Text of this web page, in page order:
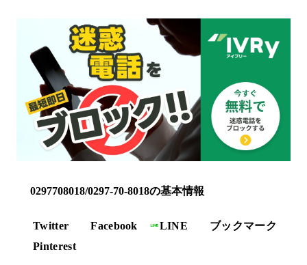
0297708018/0297-70-8018の基本情報
Twitter Facebook LINE
ブックマーク
Pinterest